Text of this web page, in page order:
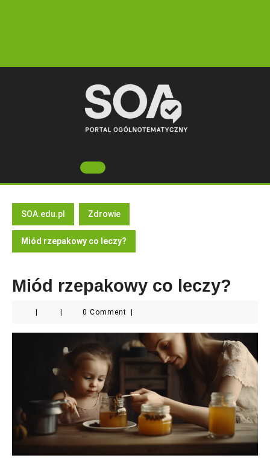
Open
Button
SOA.edu.pl Zdrowie
Miód rzepakowy co leczy?
Miód rzepakowy co leczy?
0 Comment